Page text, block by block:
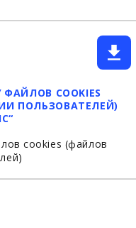
COOKIES
ПОЛЬЗОВАТЕЛЕЙ)
cookies (файлов